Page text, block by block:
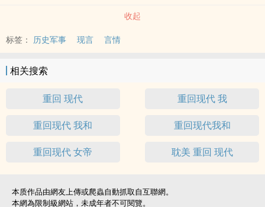
收起
标签： 历史军事 现言 言情
相关搜索
重回 现代 重回现代 我
重回现代 我和 重回现代我和
重回现代 女帝 耽美 重回 现代
本质作品由網友上傳或爬蟲自動抓取自互聯網。
本網為限制級網站，未成年者不可閱覽。